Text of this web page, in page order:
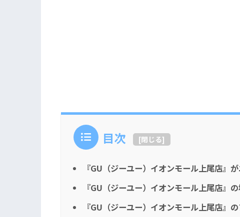
目次 [閉じる]
『GU（ジーユー）イオンモール上尾店』
『GU（ジーユー）イオンモール上尾店』
『GU（ジーユー）イオンモール上尾店』